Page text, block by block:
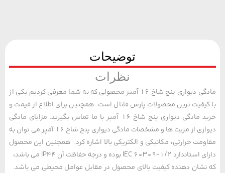
توضیحات
نظرات
مادگی دیواری پنج شاخ 16 آمپر محصولی که به شما معرفی کردیم یکی از
ترین محصولات پارس فانال است. همچنین برای اطلاع از قیمت و
خرید مادگی دیواری پنج شاخ 16 آمپر با ما تماس بگیرید. مزایای مادگی
دیواری از مزیت ها و مشخصات مادگی دیواری پنج شاخ 16 آمپر می توان به
حرارتی، مکانیکی و الکتریکی بالا اشاره کرد. همجنین این محصول
دارای استاندارد IEC 60309-1/2 بوده و درجه حفاظت آن IP44 می باشد،
دهنده کیفیت بالای محصول در مقابل عوامل محیطی می باشد.